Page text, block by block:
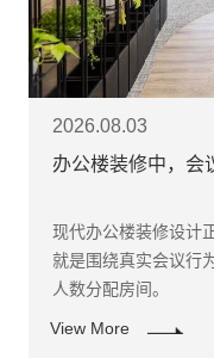
2026.08.03
办公楼装修中，会
现代办公楼装修设计
就是围绕真实会议行
人数分配房间。
View More